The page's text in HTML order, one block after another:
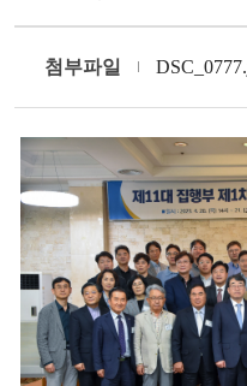
첨부파일